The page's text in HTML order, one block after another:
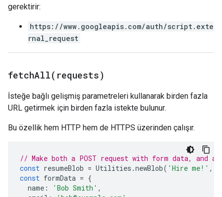
gerektirir:
https://www.googleapis.com/auth/script.exte
rnal_request
fetchAll( requests)
İsteğe bağlı gelişmiş parametreleri kullanarak birden fazla
URL getirmek için birden fazla istekte bulunur.
Bu özellik hem HTTP hem de HTTPS üzerinden çalışır.
// Make both a POST request with form data, and a
const resumeBlob = Utilities .newBlob( 'Hire me!' ,
const formData = {
name : 'Bob Smith' ,